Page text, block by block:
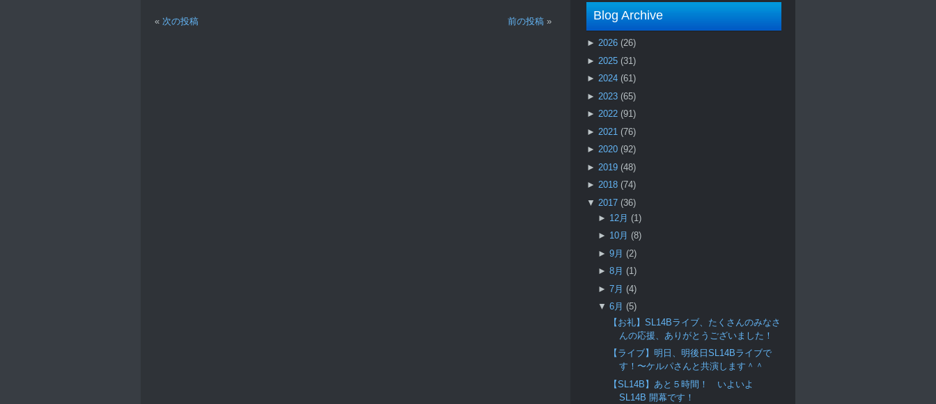
« 次の投稿 前の投稿 » Blog Archive
► 2026 (26)
► 2025 (31)
► 2024 (61)
► 2023 (65)
► 2022 (91)
► 2021 (76)
► 2020 (92)
► 2019 (48)
► 2018 (74)
▼ 2017 (36)
► 12月 (1)
► 10月 (8)
► 9月 (2)
► 8月 (1)
► 7月 (4)
▼ 6月 (5)
【お礼】SL14Bライブ、たくさんのみなさ
んの応援、ありがとうございました！
【ライブ】明日、明後日SL14Bライブで
す！〜ケルパさんと共演します＾＾
【SL14B】あと５時間！ いよいよ
SL14B 開幕です！